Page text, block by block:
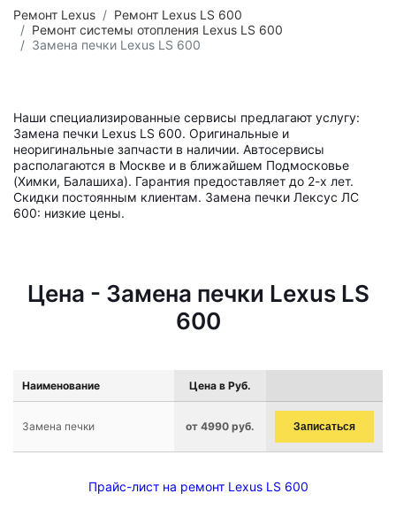
Ремонт Lexus
Ремонт Lexus LS 600
Ремонт системы отопления Lexus LS 600
Замена печки Lexus LS 600
Наши специализированные сервисы предлагают услугу:
Замена печки Lexus LS 600. Оригинальные и
неоригинальные запчасти в наличии. Автосервисы
располагаются в Москве и в ближайшем Подмосковье
(Химки, Балашиха). Гарантия предоставляет до 2-х лет.
Скидки постоянным клиентам. Замена печки Лексус ЛС
600: низкие цены.
Цена - Замена печки Lexus LS
600
Наименование Цена в Руб.
Замена печки от 4990 руб. Записаться
Прайс-лист на ремонт Lexus LS 600